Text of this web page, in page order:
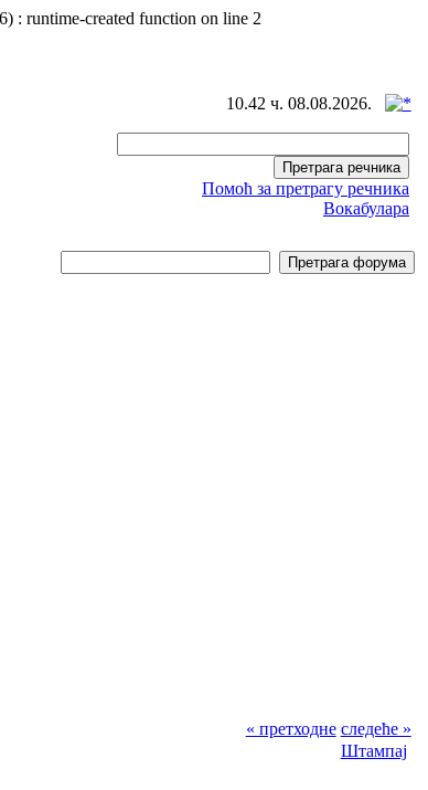
: runtime-created function on line 2
10.42 ч. 08.08.2026.
Помоћ за претрагу речника
Вокабулара
« претходне следеће »
Штампај